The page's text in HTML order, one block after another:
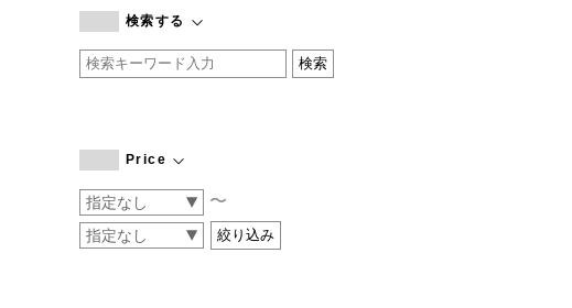
by basics
CATWORTH
COGTHEBIGSMOKE
CONVERSE
DEAN & DELUCA
検索する
Price
〜